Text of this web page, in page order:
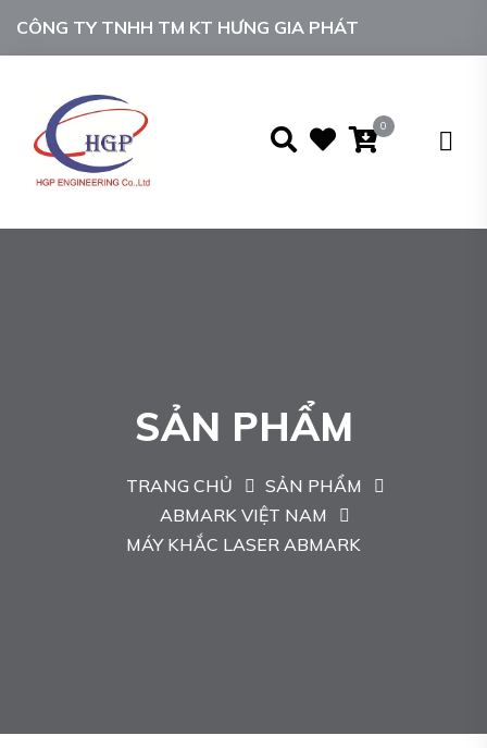
CÔNG TY TNHH TM KT HƯNG GIA PHÁT
0
SẢN PHẨM
TRANG CHỦ
SẢN PHẨM
ABMARK VIỆT NAM
MÁY KHẮC LASER ABMARK